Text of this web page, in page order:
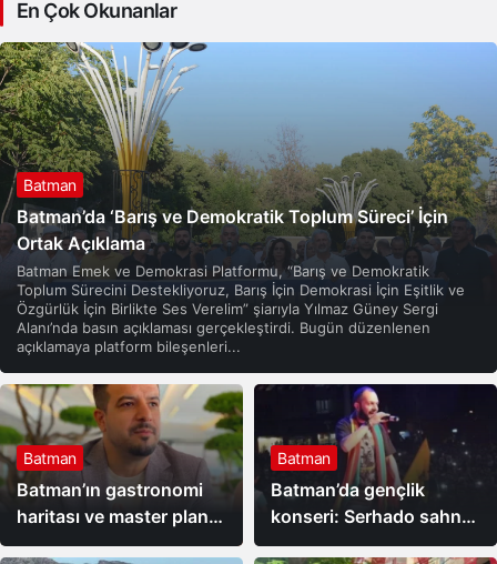
En Çok Okunanlar
Batman
Batman’da ‘Barış ve Demokratik Toplum Süreci’ İçin
Ortak Açıklama
Batman Emek ve Demokrasi Platformu, “Barış ve Demokratik
Toplum Sürecini Destekliyoruz, Barış İçin Demokrasi İçin Eşitlik ve
Özgürlük İçin Birlikte Ses Verelim” şiarıyla Yılmaz Güney Sergi
Alanı’nda basın açıklaması gerçekleştirdi. Bugün düzenlenen
açıklamaya platform bileşenleri...
Batman
Batman’ın gastronomi
haritası ve master planı
hazırlanıyor
Batman
Batman’da gençlik
konseri: Serhado sahne
alacak